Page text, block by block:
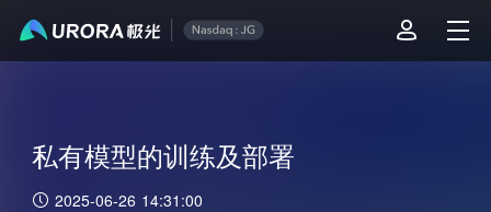
私有模型的训练及部署
2025-06-26 14:31:00